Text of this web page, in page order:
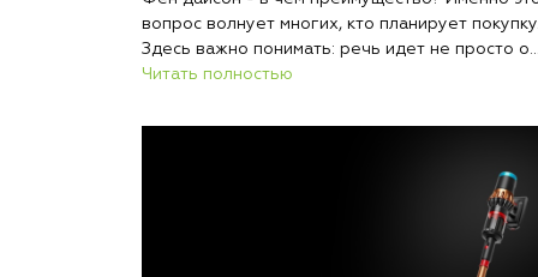
вопрос волнует многих, кто планирует покупку.
Здесь важно понимать: речь идет не просто о
дорогом гаджете, а о технологичном
Современный фен отличается от обычных
и укладке. Производитель сделал акцент на
использования. Именно поэтому Дайсон часто
выбирают как профессионалы, так и обычные
Читать полностью